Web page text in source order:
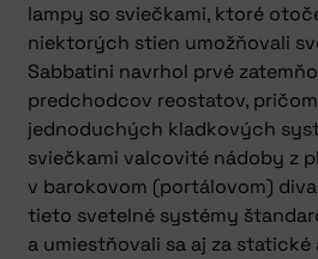
lampy so sviečkami, ktoré
niektorých stien umožňovali
Sabbatini navrhol prvé
predchodcov reostatov,
jednoduchých kladkových
sviečkami valcovité nádoby z
v barokovom (portálovom)
tieto svetelné systémy
a umiestňovali sa aj za